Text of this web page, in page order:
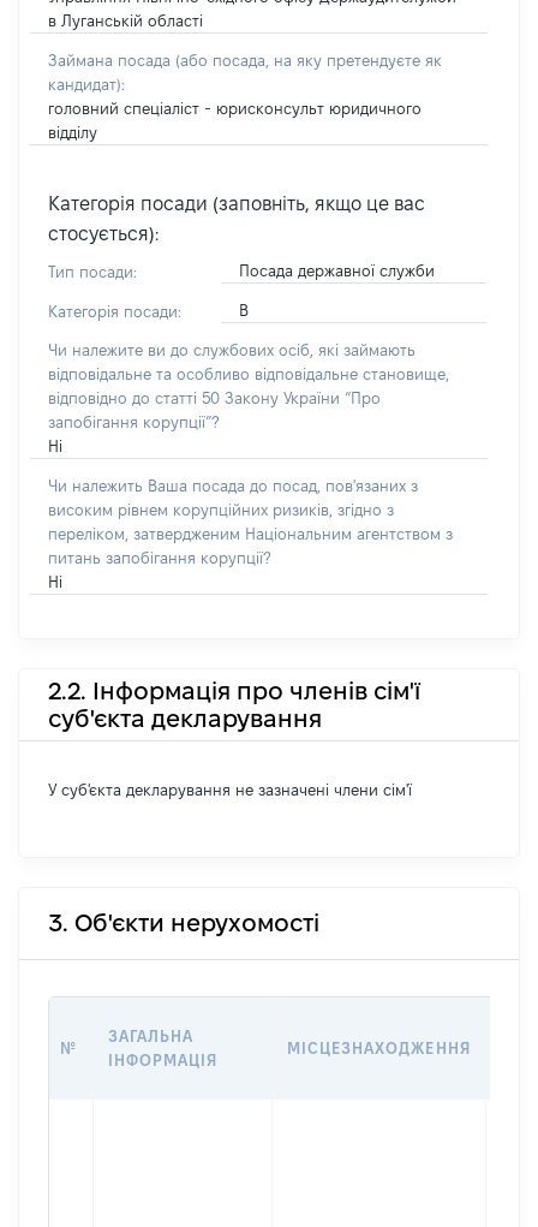
в Луганській області
Займана посада (або посада, на яку претендуєте як
кандидат):
головний спеціаліст - юрисконсульт юридичного
відділу
Категорія посади (заповніть, якщо це вас
стосується):
Тип посади: Посада державної служби
Категорія посади: В
Чи належите ви до службових осіб, які займають
відповідальне та особливо відповідальне становище,
відповідно до статті 50 Закону України “Про
запобігання корупції”?
Ні
Чи належить Ваша посада до посад, пов'язаних з
високим рівнем корупційних ризиків, згідно з
переліком, затвердженим Національним агентством з
питань запобігання корупції?
Ні
2.2. Інформація про членів сім'ї
суб'єкта декларування
У суб'єкта декларування не зазначені члени сім'ї
3. Об'єкти нерухомості
№
ЗАГАЛЬНА
ІНФОРМАЦІЯ
МІСЦЕЗНАХОДЖЕННЯ